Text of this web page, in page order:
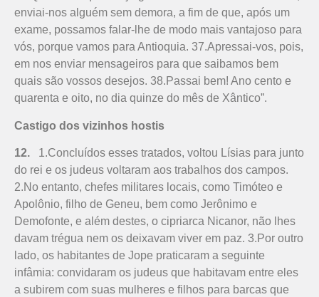
enviai-nos alguém sem demora, a fim de que, após um
exame, possamos falar-lhe de modo mais vantajoso para
vós, porque vamos para Antioquia. 37.Apressai-vos, pois,
em nos enviar mensageiros para que saibamos bem
quais são vossos desejos. 38.Passai bem! Ano cento e
quarenta e oito, no dia quinze do mês de Xântico”.
Castigo dos vizinhos hostis
12. 1.Concluídos esses tratados, voltou Lísias para junto
do rei e os judeus voltaram aos trabalhos dos campos.
2.No entanto, chefes militares locais, como Timóteo e
Apolônio, filho de Geneu, bem como Jerônimo e
Demofonte, e além destes, o cipriarca Nicanor, não lhes
davam trégua nem os deixavam viver em paz. 3.Por outro
lado, os habitantes de Jope praticaram a seguinte
infâmia: convidaram os judeus que habitavam entre eles
a subirem com suas mulheres e filhos para barcas que